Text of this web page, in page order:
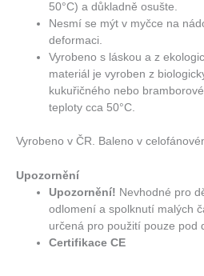
50°C) a důkladně osušte.
Nesmí se mýt v myčce na
deformaci.
Vyrobeno s láskou a z
materiál je vyroben z
kukuřičného nebo
teploty cca 50°C.
Vyrobeno v ČR. Baleno v
Upozornění
Upozornění! Nevhodné pro
odlomení a spolknutí malých
určená pro použití pouze pod
Certifikace CE